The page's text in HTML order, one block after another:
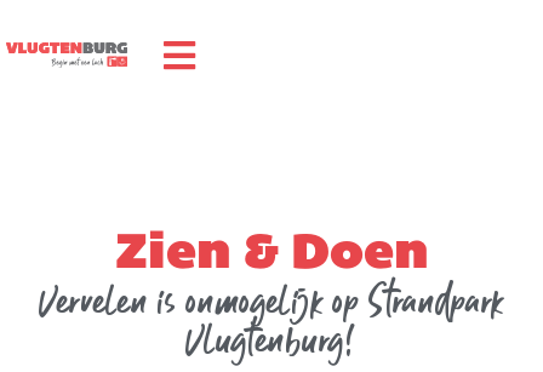
Zien & Doen
Vervelen is onmogelijk op Strandpark
Vlugtenburg!